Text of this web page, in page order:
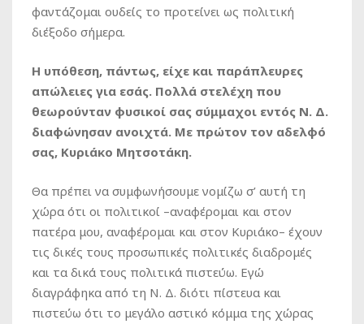
φαντάζομαι ουδείς το προτείνει ως πολιτική
διέξοδο σήμερα.
Η υπόθεση, πάντως, είχε και παράπλευρες
απώλειες για εσάς. Πολλά στελέχη που
θεωρούνταν φυσικοί σας σύμμαχοι εντός Ν. Δ.
διαφώνησαν ανοιχτά. Με πρώτον τον αδελφό
σας, Κυριάκο Μητσοτάκη.
Θα πρέπει να συμφωνήσουμε νομίζω σ’ αυτή τη
χώρα ότι οι πολιτικοί –αναφέρομαι και στον
πατέρα μου, αναφέρομαι και στον Κυριάκο– έχουν
τις δικές τους προσωπικές πολιτικές διαδρομές
και τα δικά τους πολιτικά πιστεύω. Εγώ
διαγράφηκα από τη Ν. Δ. διότι πίστευα και
πιστεύω ότι το μεγάλο αστικό κόμμα της χώρας